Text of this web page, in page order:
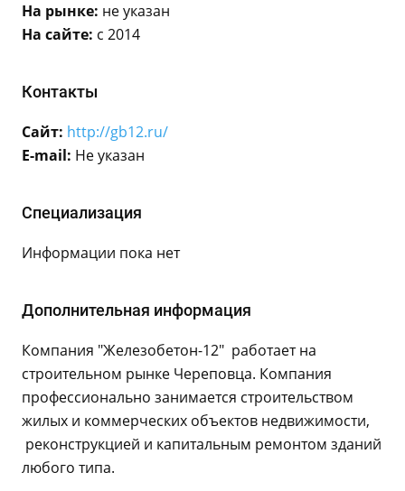
На рынке: не указан
На сайте: с 2014
Контакты
Сайт: http://gb12.ru/
E-mail: Не указан
Специализация
Информации пока нет
Дополнительная информация
Компания "Железобетон-12" работает на
строительном рынке Череповца. Компания
профессионально занимается строительством
жилых и коммерческих объектов недвижимости,
реконструкцией и капитальным ремонтом зданий
любого типа.